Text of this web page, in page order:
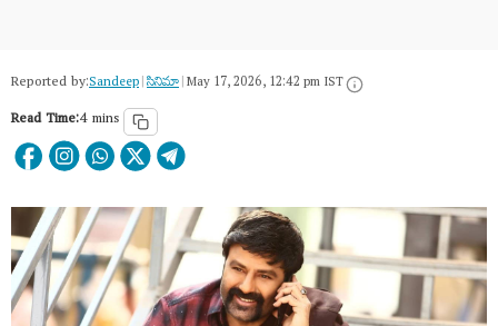
Reported by:Sandeep|సినిమా|May 17, 2026, 12:42 pm IST
Read Time:4 mins